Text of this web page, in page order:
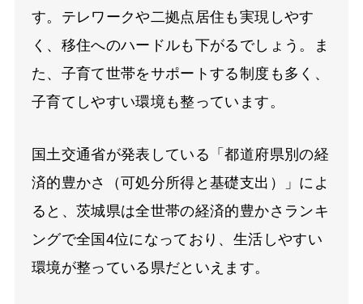
す。テレワークや二拠点居住も実現しやす
く、移住へのハードルも下がるでしょう。ま
た、子育て世帯をサポートする制度も多く、
子育てしやすい環境も整っています。
国土交通省が発表している「都道府県別の経
済的豊かさ（可処分所得と基礎支出）」によ
ると、茨城県は全世帯の経済的豊かさランキ
ングで全国4位になっており、生活しやすい
環境が整っている県だといえます。